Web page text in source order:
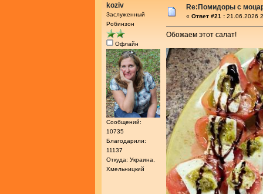
koziv
Заслуженный
Робинзон
Офлайн
Сообщений:
10735
Благодарили:
11137
Откуда: Украина,
Хмельницкий
Re:Помидоры с
« Ответ #21 : 21.06.2026
Обожаем этот салат!